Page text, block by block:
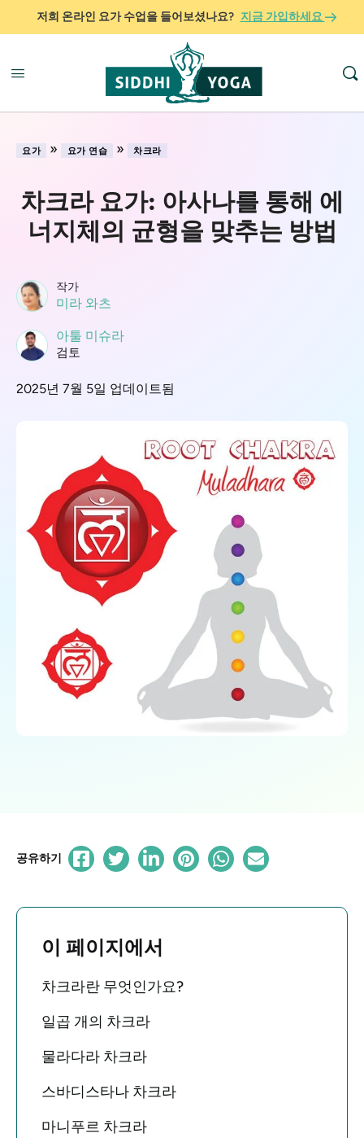
저희 온라인 요가 수업을 들어보셨나요? 지금 가입하세요
요가 » 요가 연습 » 차크라
차크라 요가: 아사나를 통해 에
너지체의 균형을 맞추는 방법
작가
미라 와츠
아툴 미슈라
검토
2025년 7월 5일 업데이트됨
공유하기
이 페이지에서
차크라란 무엇인가요?
일곱 개의 차크라
물라다라 차크라
스바디스타나 차크라
마니푸르 차크라